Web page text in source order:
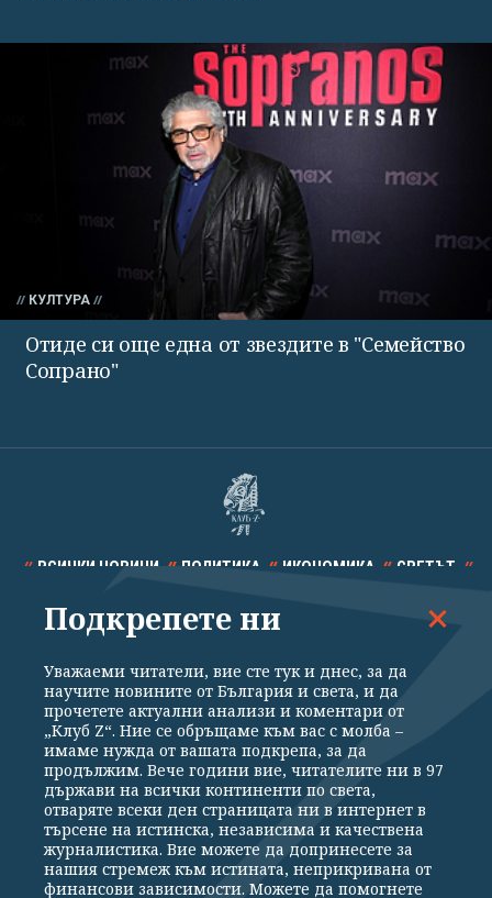
КУЛТУРА
Отиде си още една от звездите в "Семейство
Сопрано"
ВСИЧКИ НОВИНИ ПОЛИТИКА ИКОНОМИКА СВЕТЪТ
СПОРТ КУЛТУРА ТЕХНОЛОГИИ КАЛЕЙДОСКОП
Общи условия
Политика за поверителност
Реклама
Партньори Контакти
За Клуб Z
Екип
Подкрепете ни
Подкрепете ни
Уважаеми читатели, вие сте тук и днес, за да
научите новините от България и света, и да
прочетете актуални анализи и коментари от
„Клуб Z“. Ние се обръщаме към вас с молба –
имаме нужда от вашата подкрепа, за да
продължим. Вече години вие, читателите ни в 97
държави на всички континенти по света,
отваряте всеки ден страницата ни в интернет в
търсене на истинска, независима и качествена
журналистика. Вие можете да допринесете за
нашия стремеж към истината, неприкривана от
финансови зависимости. Можете да помогнете